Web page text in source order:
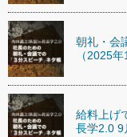
朝礼・会
（2025
給料上げ
長学2.0 9